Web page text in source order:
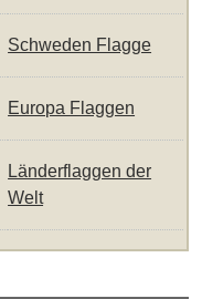
Schweden Flagge
Europa Flaggen
Länderflaggen der
Welt